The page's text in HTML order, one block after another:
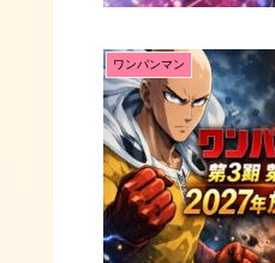
ワンパンマン